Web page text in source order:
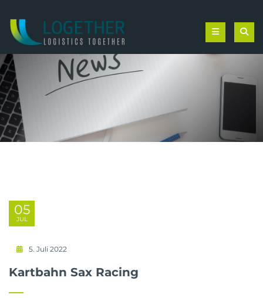
05
JUL
5. Juli 2022
Kartbahn Sax Racing